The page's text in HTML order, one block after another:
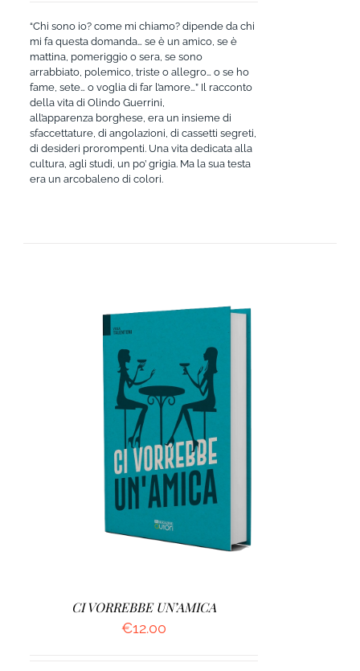
“Chi sono io? come mi chiamo? dipende da chi
mi fa questa domanda… se è un amico, se è
mattina, pomeriggio o sera, se sono
arrabbiato, polemico, triste o allegro… o se ho
fame, sete… o voglia di far l’amore…” Il racconto
della vita di Olindo Guerrini,
all’apparenza borghese, era un insieme di
sfaccettature, di angolazioni, di cassetti segreti,
di desideri prorompenti. Una vita dedicata alla
cultura, agli studi, un po’ grigia. Ma la sua testa
era un arcobaleno di colori.
AGGIUNGI AL CARRELLO /
CI VORREBBE UN’AMICA
€12.00